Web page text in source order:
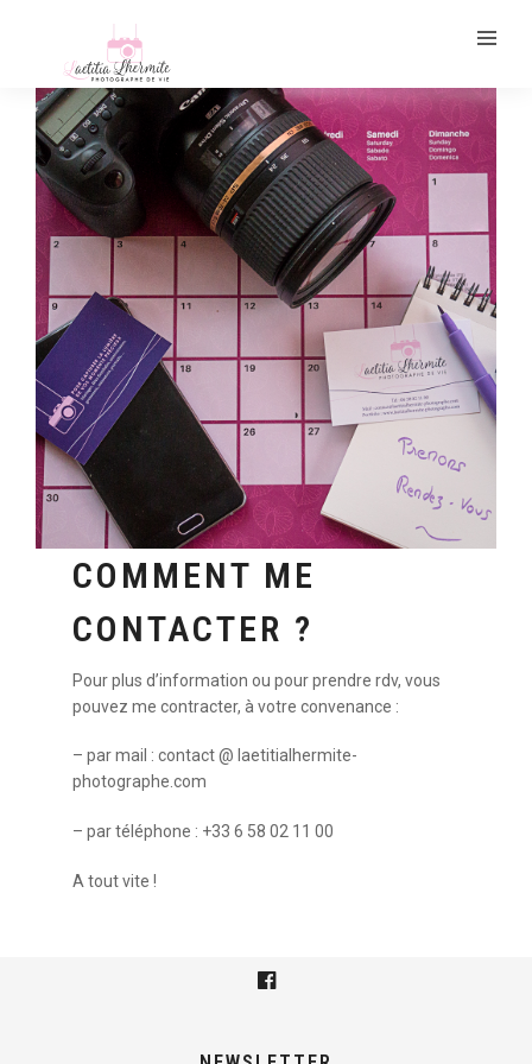
COMMENT ME
CONTACTER ?
Pour plus d’information ou pour prendre rdv, vous
pouvez me contracter, à votre convenance :
– par mail : contact @ laetitialhermite-
photographe.com
– par téléphone : +33 6 58 02 11 00
A tout vite !